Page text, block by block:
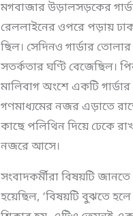
মগবাজার উড়ালসড়কের
রেললাইনের ওপরে পড়ায়
ছিল। সেদিনও গার্ডার
সতর্কতার ঘণ্টি বেজেছিল।
মালিবাগ অংশে একটি গার্ডার
গণমাধ্যমের নজর এড়াতে
কাছে পলিথিন দিয়ে ঢেকে
নজরে আসে।
সংবাদকর্মীরা বিষয়টি জানতে
হয়েছিল, ‘বিষয়টি বুঝতে